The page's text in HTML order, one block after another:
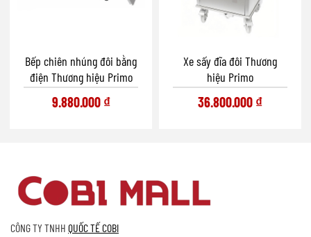
Bếp chiên nhúng đôi bằng
điện Thương hiệu Primo
9.880.000 ₫
Xe sấy đĩa đôi Thương
hiệu Primo
36.800.000 ₫
CÔNG TY TNHH QUỐC TẾ COBI